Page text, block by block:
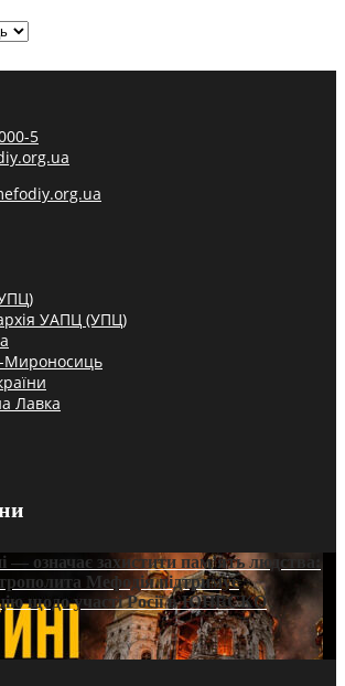
5
УАПЦ (УПЦ)
Мироносиць
Лавка
— означає захистити пам’ять людства:
Мефодія підтримує
щодо участі Росії в ЮНЕСКО